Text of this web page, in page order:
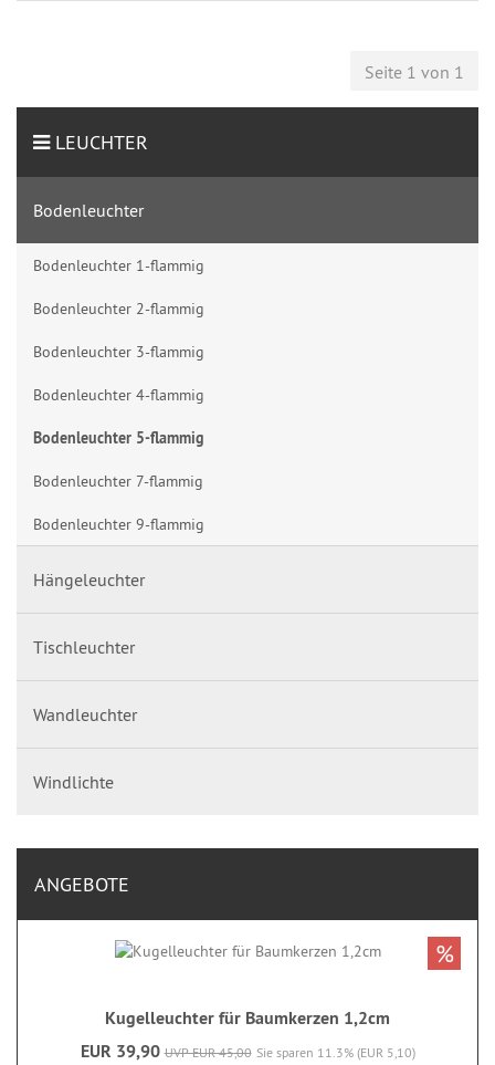
Seite 1 von 1
LEUCHTER
Bodenleuchter
Bodenleuchter 1-flammig
Bodenleuchter 2-flammig
Bodenleuchter 3-flammig
Bodenleuchter 4-flammig
Bodenleuchter 5-flammig
Bodenleuchter 7-flammig
Bodenleuchter 9-flammig
Hängeleuchter
Tischleuchter
Wandleuchter
Windlichte
ANGEBOTE
Kugelleuchter für Baumkerzen 1,2cm
EUR 39,90 UVP EUR 45,00 Sie sparen 11.3% (EUR 5,10)
%